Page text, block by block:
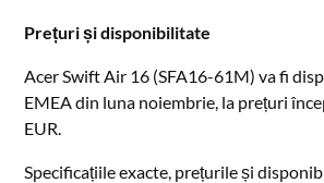
Prețuri și disponibilitate
Acer Swift Air 16 (SFA16-61M) va fi
EMEA din luna noiembrie, la prețuri
EUR.
Specificațiile exacte, prețurile și